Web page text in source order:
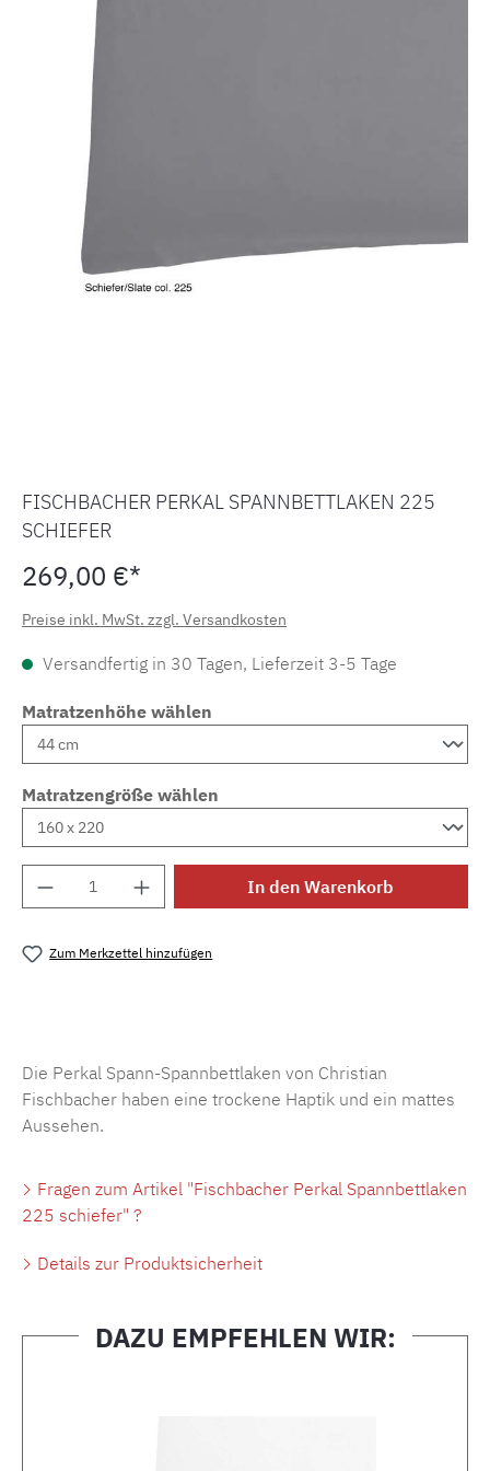
FISCHBACHER PERKAL SPANNBETTLAKEN 225
SCHIEFER
269,00 €*
Preise inkl. MwSt. zzgl. Versandkosten
Versandfertig in 30 Tagen, Lieferzeit 3-5 Tage
Matratzenhöhe wählen
Matratzengröße wählen
Produkt Anzahl: Gib den gewünschten
In den Warenkorb
Zum Merkzettel hinzufügen
Die Perkal Spann-Spannbettlaken von Christian
Fischbacher haben eine trockene Haptik und ein mattes
Aussehen.
Fragen zum Artikel "Fischbacher Perkal Spannbettlaken
225 schiefer" ?
Details zur Produktsicherheit
DAZU EMPFEHLEN WIR: